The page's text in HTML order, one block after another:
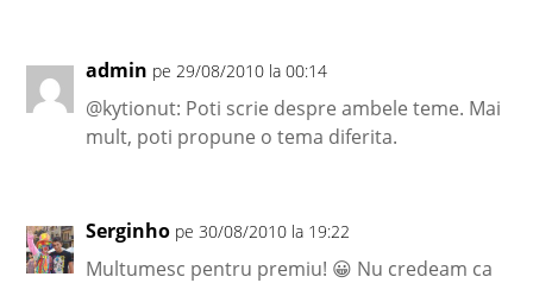
admin pe 29/08/2010 la 00:14
@kytionut: Poti scrie despre ambele teme. Mai
mult, poti propune o tema diferita.
Serginho pe 30/08/2010 la 19:22
Multumesc pentru premiu! 😀 Nu credeam ca